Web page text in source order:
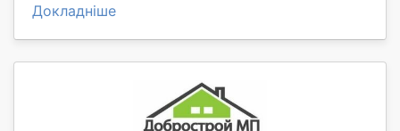
Докладніше